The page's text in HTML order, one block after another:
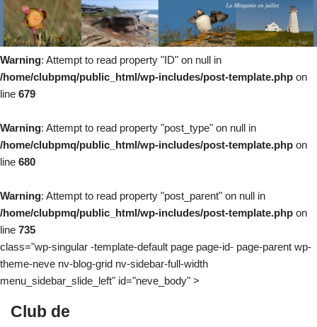
Warning: Attempt to read property "ID" on null in
/home/clubpmq/public_html/wp-includes/post-template.php on
line 679
Warning: Attempt to read property "post_type" on null in
/home/clubpmq/public_html/wp-includes/post-template.php on
line 680
Warning: Attempt to read property "post_parent" on null in
/home/clubpmq/public_html/wp-includes/post-template.php on
line 735
class="wp-singular -template-default page page-id- page-parent wp-
theme-neve nv-blog-grid nv-sidebar-full-width
menu_sidebar_slide_left" id="neve_body" >
Club de